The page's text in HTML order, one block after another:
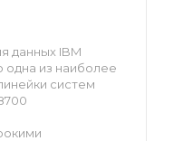
данных IBM
одна из наиболее
систем